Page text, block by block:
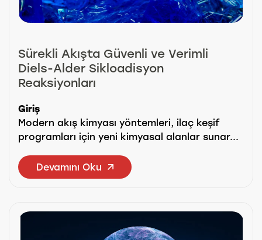
Sürekli Akışta Güvenli ve Verimli
Diels-Alder Sikloadisyon
Reaksiyonları
Giriş
Modern akış kimyası yöntemleri, ilaç keşif
programları için yeni kimyasal alanlar sunar...
Devamını Oku